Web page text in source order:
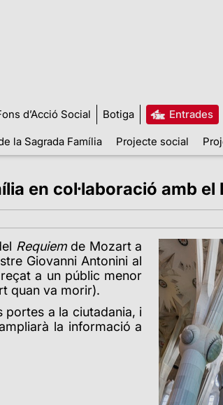
d’Acció Social Botiga Entrades
la Sagrada Família Projecte social
en col·laboració amb el
Requiemde Mozart a
Giovanni Antonini al
a un públic menor
quan va morir).
portes a la ciutadania, i
la informació a